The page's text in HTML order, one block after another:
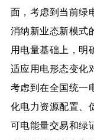
面，考虑到当前绿
消纳新业态新模式
用电量基础上，明
适应用电形态变化
考虑到在全国统一
化电力资源配置、
可电能量交易和绿